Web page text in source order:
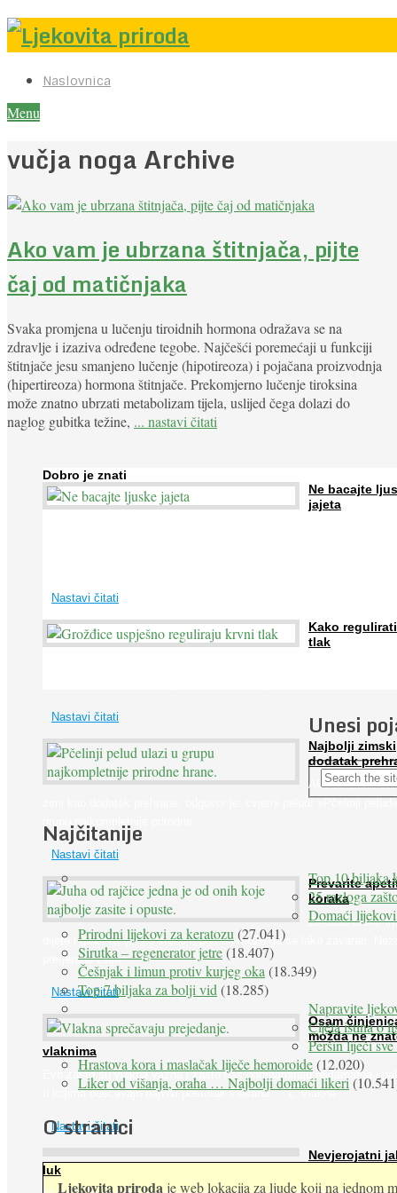
Naslovnica
Menu
vučja noga Archive
Ako vam je ubrzana štitnjača, pijte
čaj od matičnjaka
Svaka promjena u lučenju tiroidnih hormona odražava se na
zdravlje i izaziva određene tegobe. Najčešći poremećaji u funkciji
štitnjače jesu smanjeno lučenje (hipotireoza) i pojačana proizvodnja
(hipertireoza) hormona štitnjače. Prekomjerno lučenje tiroksina
može znatno ubrzati metabolizam tijela, uslijed čega dolazi do
naglog gubitka težine, ... nastavi čitati
Dobro je znati
Ne bacajte
jajeta
Nastavi čitati
Kako
tlak
Nastavi čitati
Najbolji zimski
dodatak
Ako se pitate
grupu najkompletnije prirodne ...
Nastavi čitati
Prevarite
koraka
Želudac teško
dijete i gladovanje, no srećom po nas može ga se lako zavarati.
pretjeranu želju ...
Nastavi čitati
Osam
možda ne
vlaknima
Evo zašto su vlakna važna i zašto nas bombardiraju reklamama i
u kojima obećavaju najviši postotak vlakana ... 1. Vlakna ...
Nastavi čitati
Nevjerojatni
luk
Unesi
Najčitanije
Top 10 biljaka
25 razloga
Domaći lijekovi
Prirodni lijekovi za keratozu (27.041)
Sirutka – regenerator jetre(18.407)
Češnjak i limun protiv kurjeg oka (18.349)
Top 7 biljaka za bolji vid (18.285)
Napravite
Cijela istina o
Peršin liječi
Hrastova kora i maslačak liječe hemoroide(12.020)
Liker od višanja, oraha … Najbolji domaći likeri
O stranici
Ljekovita prirodaje web lokacija za ljude koji na jednom